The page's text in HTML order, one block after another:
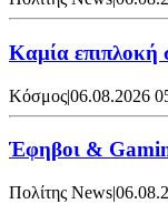
Καμία επιπλοκή
Κόσμος|06.08.2026
Έφηβοι &
Πολίτης News|